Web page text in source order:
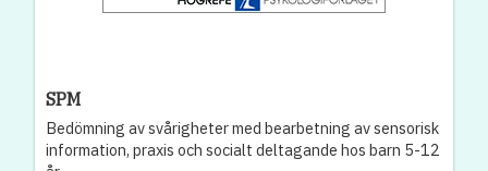
SPM
Bedömning av svårigheter med bearbetning av sensorisk
information, praxis och socialt deltagande hos barn 5-12